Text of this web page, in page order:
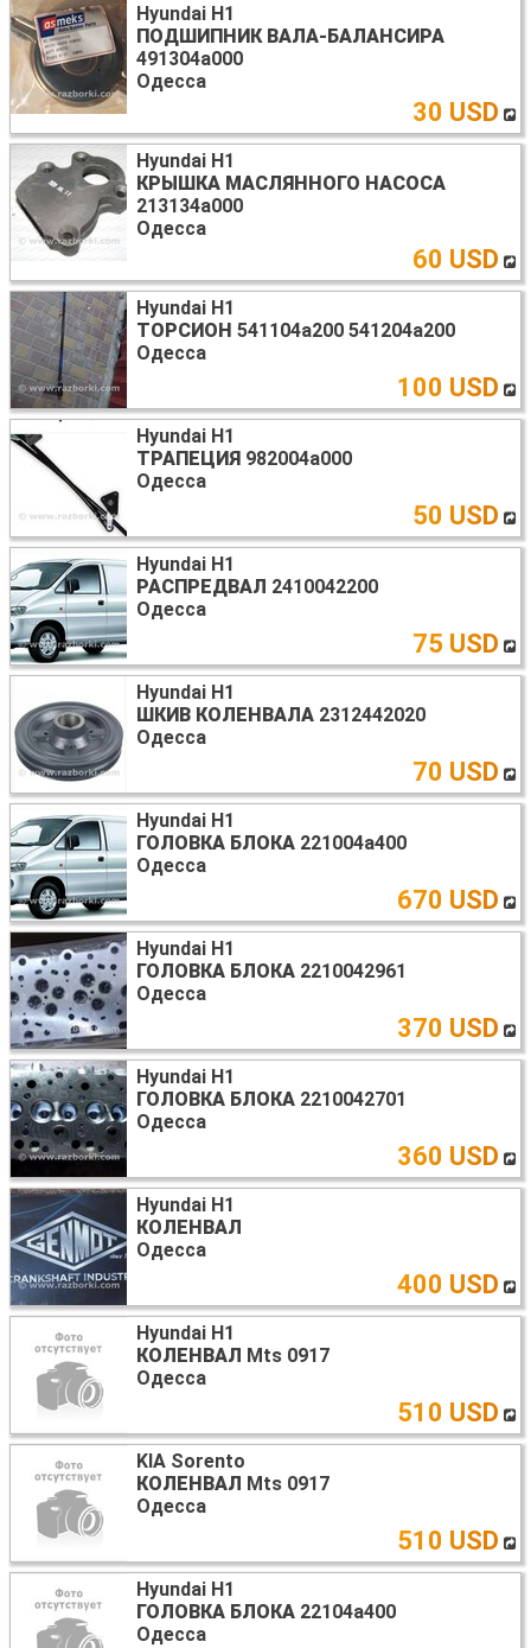
Hyundai H1
ПОДШИПНИК ВАЛА-БАЛАНСИРА
491304а000
Одесса
30 USD
Hyundai H1
КРЫШКА МАСЛЯННОГО НАСОСА
213134а000
Одесса
60 USD
Hyundai H1
ТОРСИОН 541104а200 541204а200
Одесса
100 USD
Hyundai H1
ТРАПЕЦИЯ 982004а000
Одесса
50 USD
Hyundai H1
РАСПРЕДВАЛ 2410042200
Одесса
75 USD
Hyundai H1
ШКИВ КОЛЕНВАЛА 2312442020
Одесса
70 USD
Hyundai H1
ГОЛОВКА БЛОКА 221004a400
Одесса
670 USD
Hyundai H1
ГОЛОВКА БЛОКА 2210042961
Одесса
370 USD
Hyundai H1
ГОЛОВКА БЛОКА 2210042701
Одесса
360 USD
Hyundai H1
КОЛЕНВАЛ
Одесса
400 USD
Hyundai H1
КОЛЕНВАЛ Mts 0917
Одесса
510 USD
KIA Sorento
КОЛЕНВАЛ Mts 0917
Одесса
510 USD
Hyundai H1
ГОЛОВКА БЛОКА 22104a400
Одесса